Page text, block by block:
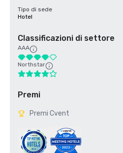
Tipo di sede
Hotel
Classificazioni di settore
AAA
Northstar
Premi
Premi Cvent